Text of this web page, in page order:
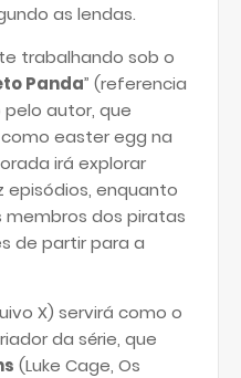
as lendas.
trabalhando sob o
Panda” (referencia
autor, que
easter egg na
irá explorar
episódios, enquanto
membros dos piratas
de partir para a
X) servirá como o
da série, que
(Luke Cage, Os